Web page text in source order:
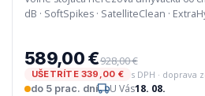
dB · SoftSpikes ·
589,00 €928,00 €
UŠETRÍTE 339,00 €
s DPH · doprava
do 5 prac. dní
U Vás18. 08.